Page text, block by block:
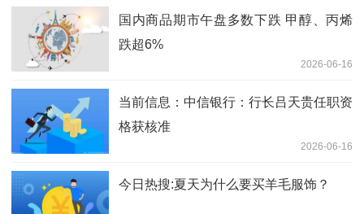
国内商品期市午盘多数下跌 甲醇、丙烯
跌超6%
2026-06-16
当前信息：中信银行：行长吕天贵任职资
格获核准
2026-06-16
今日热搜:夏天为什么要买羊毛服饰？